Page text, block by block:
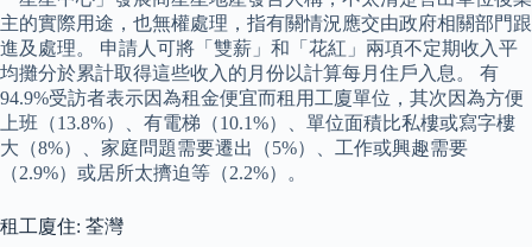
主的實際用途，也無權處理，指有關情況應交由政府相關部門跟
進及處理。 申請人可將「雙薪」和「花紅」兩項不定期收入平
均攤分於累計取得這些收入的月份以計算每月住戶入息。 有
94.9%受訪者表示因為租金便宜而租用工廈單位，其次因為方便
上班（13.8%）、有電梯（10.1%）、單位面積比私樓或寫字樓
大（8%）、家庭問題需要遷出（5%）、工作或興趣需要
（2.9%）或居所太擠迫等（2.2%）。
租工廈住: 荃灣